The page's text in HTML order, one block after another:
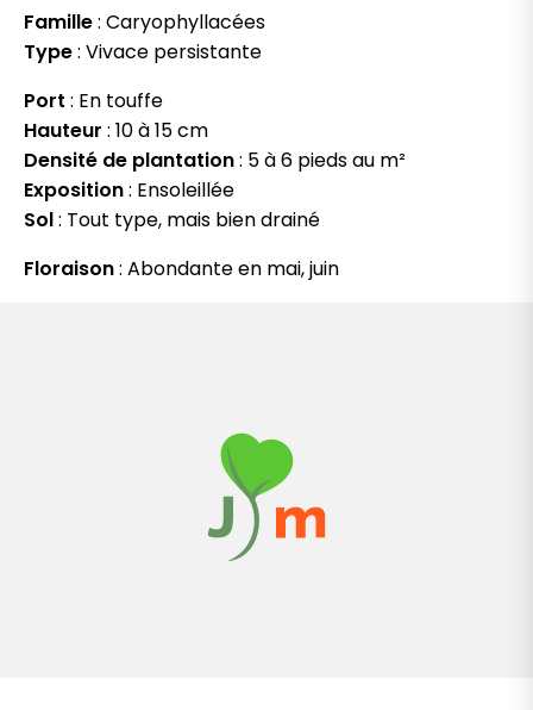
Famille: Caryophyllacées
Type: Vivace persistante
Port : En touffe
Hauteur : 10 à 15 cm
Densité de plantation: 5 à 6 pieds au m²
Exposition: Ensoleillée
Sol: Tout type, mais bien drainé
Floraison: Abondante en mai, juin